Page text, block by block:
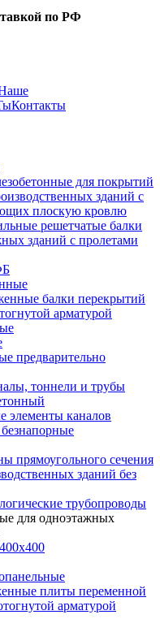
по РФ
Контакты
для покрытий
зданий с
плоскую кровлю
решетчатые балки
зданий с пролетами
балки перекрытий
арматурой
предварительно
тоннели и трубы
элементы каналов
прямоугольного сечения
зданий без
трубопроводы
для одноэтажных
плиты переменной
арматурой